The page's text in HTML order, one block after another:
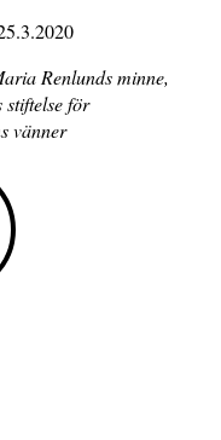
Renlunds minne,
stiftelse för
vänner